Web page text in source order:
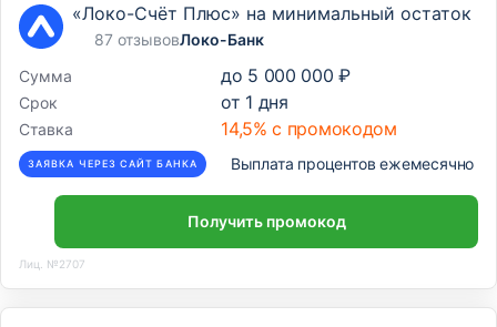
«Локо-Счёт Плюс» на минимальный остаток
87 отзывовЛоко-Банк
Сумма
до 5 000 000 ₽
Срок от 1 дня
Ставка 14,5% с промокодом
ЗАЯВКА ЧЕРЕЗ САЙТ БАНКА Выплата процентов ежемесячно
Получить промокод
Лиц. №2707